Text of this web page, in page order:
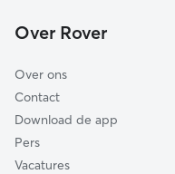
Simpelveld
Over Rover
Over ons
Contact
Download de app
Pers
Vacatures